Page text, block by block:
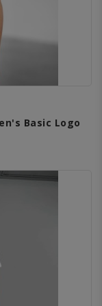
Basic Logo